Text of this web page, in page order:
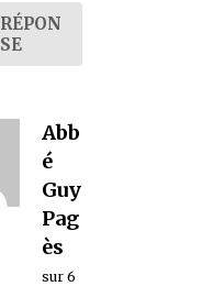
RÉPON
SE
Abb
é
Guy
Pag
ès
sur 6